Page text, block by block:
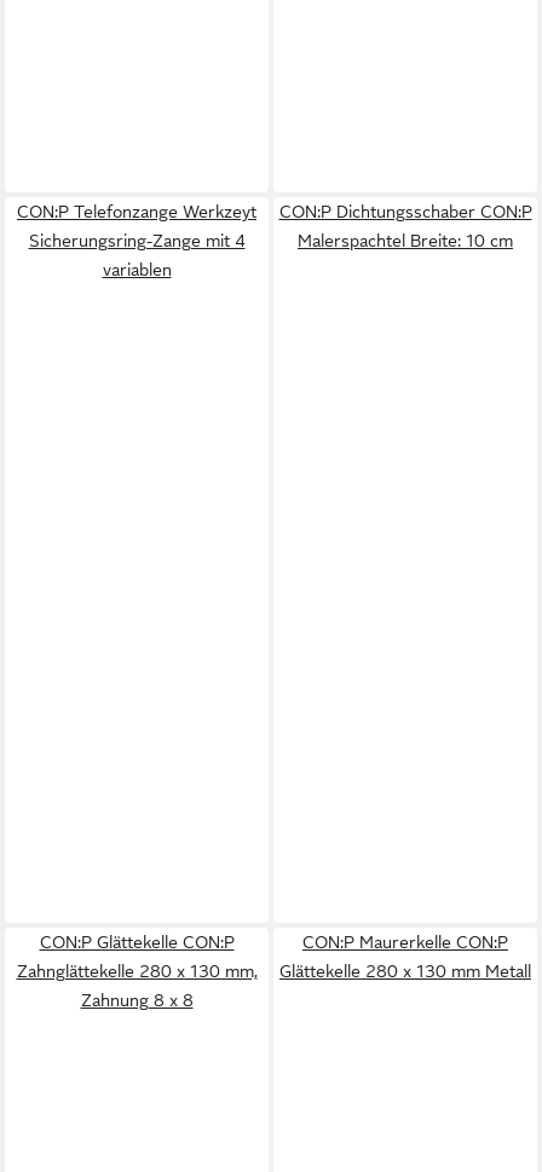
CON:P Telefonzange Werkzeyt
Sicherungsring-Zange mit 4
variablen
CON:P Dichtungsschaber CON:P
Malerspachtel Breite: 10 cm
CON:P Glättekelle CON:P
Zahnglättekelle 280 x 130 mm,
Zahnung 8 x 8
CON:P Maurerkelle CON:P
Glättekelle 280 x 130 mm Metall